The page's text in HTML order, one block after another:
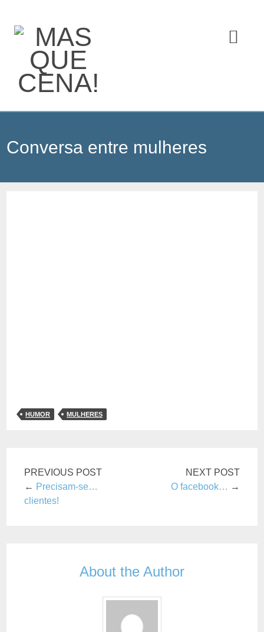
Conversa entre mulheres
HUMOR MULHERES
PREVIOUS POST
← Precisam-se…
clientes!
NEXT POST
O facebook… →
About the Author